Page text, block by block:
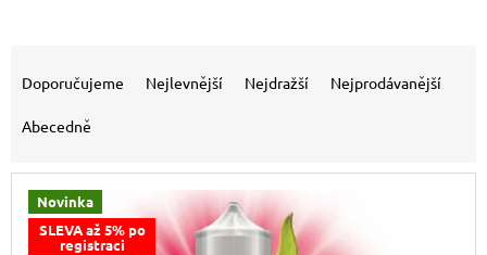
Doporučujeme Nejlevnější Nejdražší Nejprodávanější
Abecedně
Novinka
SLEVA až 5% po
registraci